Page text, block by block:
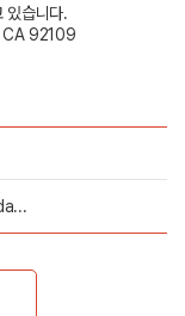
있습니다.
92109